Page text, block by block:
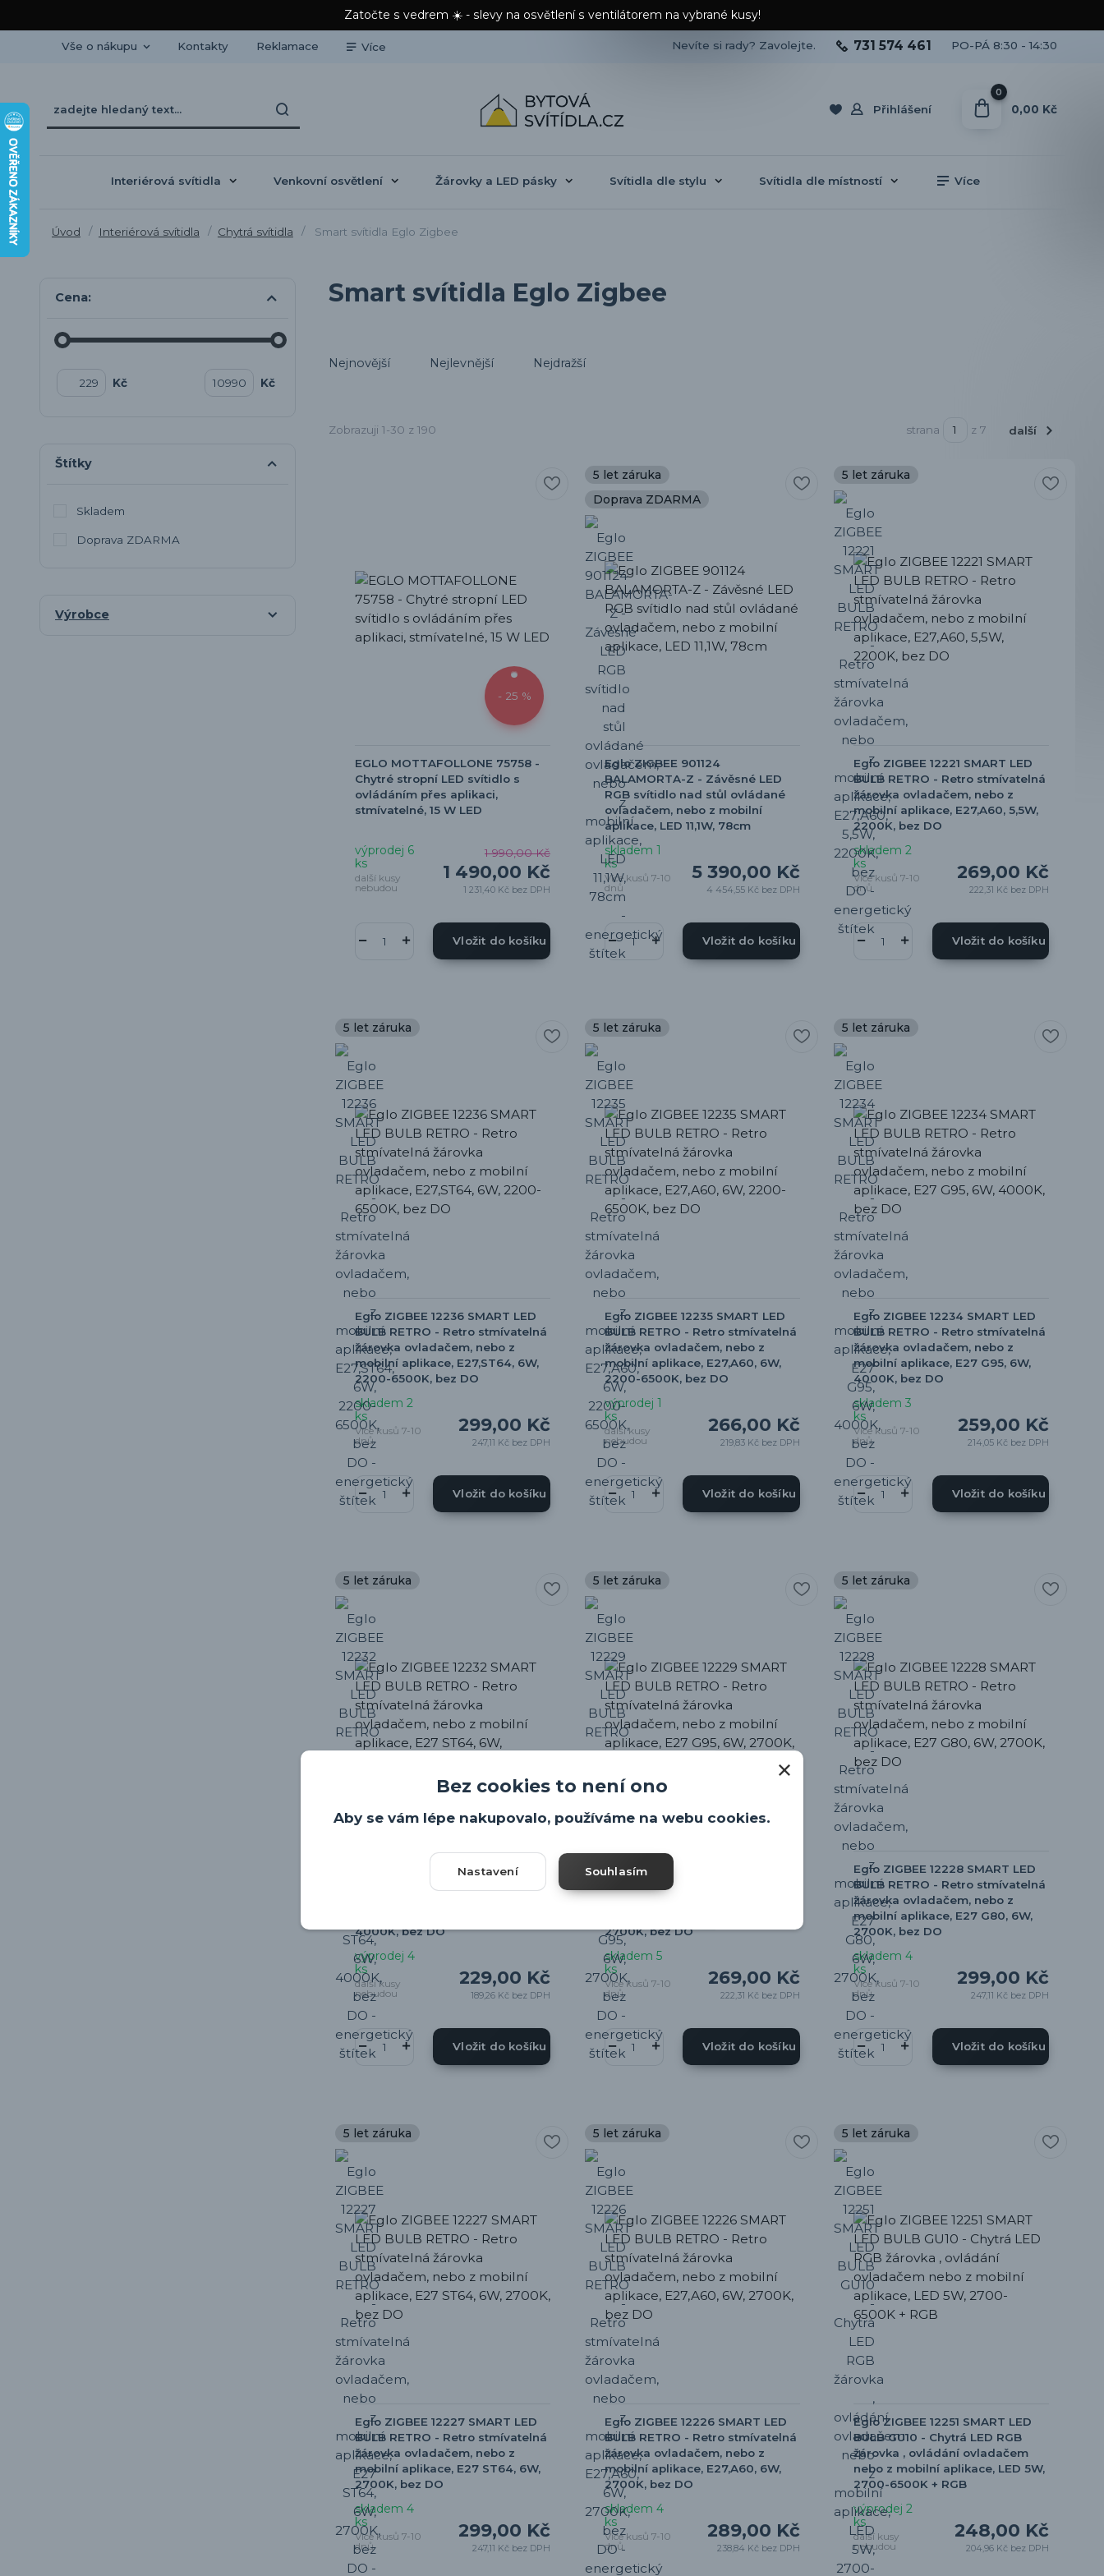
Zatočte s vedrem ☀️ - slevy na osvětlení s ventilátorem na vybrané kusy!
Vše o nákupu Kontakty Reklamace Více
Přihlášení
Nevíte si rady? Zavolejte. 731 574 461 PO-PÁ 8:30 - 14:30
0
0,00 Kč
Interiérová svítidla Venkovní osvětlení Žárovky a LED pásky Svítidla dle stylu Svítidla dle místností Více
Úvod Interiérová svítidla Chytrá svítidla Smart svítidla Eglo Zigbee
Smart svítidla Eglo Zigbee
Nejnovější Nejlevnější Nejdražší
Zobrazuji 1-30 z 190 strana z 7 další
- 25 %
EGLO MOTTAFOLLONE 75758 -
Chytré stropní LED svítidlo s
ovládáním přes aplikaci,
stmívatelné, 15 W LED
1 990,00 Kč
1 490,00 Kč
1 231,40 Kč bez DPH
výprodej 6
ks
další kusy
nebudou
Vložit do košíku
5 let záruka
Doprava ZDARMA
Eglo ZIGBEE 901124
BALAMORTA-Z - Závěsné LED
RGB svítidlo nad stůl ovládané
ovladačem, nebo z mobilní
aplikace, LED 11,1W, 78cm
5 390,00 Kč
4 454,55 Kč bez DPH
skladem 1
ks
Více kusů 7-10
dnů
Vložit do košíku
5 let záruka
Eglo ZIGBEE 12221 SMART LED
BULB RETRO - Retro stmívatelná
žárovka ovladačem, nebo z
mobilní aplikace, E27,A60, 5,5W,
2200K, bez DO
269,00 Kč
222,31 Kč bez DPH
skladem 2
ks
Více kusů 7-10
dnů
Vložit do košíku
5 let záruka
Eglo ZIGBEE 12236 SMART LED
BULB RETRO - Retro stmívatelná
žárovka ovladačem, nebo z
mobilní aplikace, E27,ST64, 6W,
2200-6500K, bez DO
299,00 Kč
247,11 Kč bez DPH
skladem 2
ks
Více kusů 7-10
dnů
Vložit do košíku
5 let záruka
Eglo ZIGBEE 12235 SMART LED
BULB RETRO - Retro stmívatelná
žárovka ovladačem, nebo z
mobilní aplikace, E27,A60, 6W,
2200-6500K, bez DO
266,00 Kč
219,83 Kč bez DPH
výprodej 1
ks
další kusy
nebudou
Vložit do košíku
5 let záruka
Eglo ZIGBEE 12234 SMART LED
BULB RETRO - Retro stmívatelná
žárovka ovladačem, nebo z
mobilní aplikace, E27 G95, 6W,
4000K, bez DO
259,00 Kč
214,05 Kč bez DPH
skladem 3
ks
Více kusů 7-10
dnů
Vložit do košíku
5 let záruka
Eglo ZIGBEE 12232 SMART LED
BULB RETRO - Retro stmívatelná
4000K, bez DO
229,00 Kč
189,26 Kč bez DPH
výprodej 4
ks
další kusy
nebudou
Vložit do košíku
5 let záruka
Eglo ZIGBEE 12229 SMART LED
BULB RETRO - Retro stmívatelná
žárovka ovladačem, nebo z
2700K, bez DO
269,00 Kč
222,31 Kč bez DPH
skladem 5
ks
Více kusů 7-10
dnů
Vložit do košíku
5 let záruka
Eglo ZIGBEE 12228 SMART LED
BULB RETRO - Retro stmívatelná
žárovka ovladačem, nebo z
mobilní aplikace, E27 G80, 6W,
2700K, bez DO
299,00 Kč
247,11 Kč bez DPH
skladem 4
ks
Více kusů 7-10
dnů
Vložit do košíku
5 let záruka
Eglo ZIGBEE 12227 SMART LED
BULB RETRO - Retro stmívatelná
žárovka ovladačem, nebo z
mobilní aplikace, E27 ST64, 6W,
2700K, bez DO
299,00 Kč
247,11 Kč bez DPH
skladem 4
ks
Více kusů 7-10
dnů
5 let záruka
Eglo ZIGBEE 12226 SMART LED
BULB RETRO - Retro stmívatelná
žárovka ovladačem, nebo z
mobilní aplikace, E27,A60, 6W,
2700K, bez DO
289,00 Kč
238,84 Kč bez DPH
skladem 4
ks
Více kusů 7-10
dnů
5 let záruka
Eglo ZIGBEE 12251 SMART LED
BULB GU10 - Chytrá LED RGB
žárovka , ovládání ovladačem
nebo z mobilní aplikace, LED 5W,
2700-6500K + RGB
248,00 Kč
204,96 Kč bez DPH
výprodej 2
ks
další kusy
nebudou
Cena:
Kč Kč
Štítky
Skladem
Doprava ZDARMA
Výrobce
Bez cookies to není ono
Aby se vám lépe nakupovalo, používáme na webu cookies.
Nastavení Souhlasím